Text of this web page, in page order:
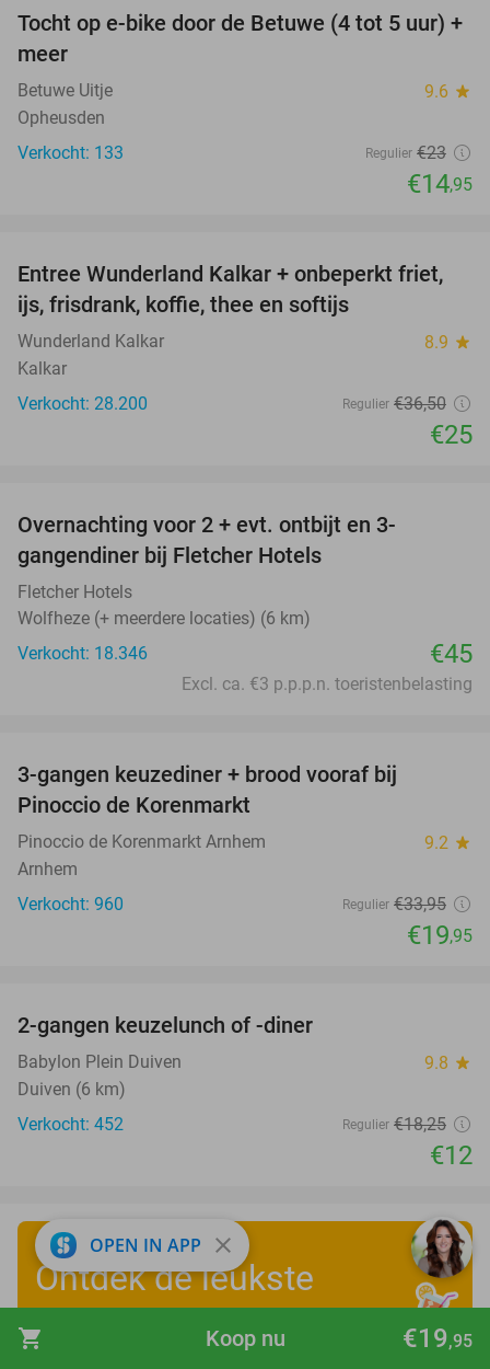
shopping_cart €19,95
Koop nu
35%
Tocht op e-bike door de Betuwe (4 tot 5 uur) +
meer
Betuwe Uitje 9.6 star
Opheusden
Verkocht: 133
Regulier €23
€14,95
32%
Entree Wunderland Kalkar + onbeperkt friet,
ijs, frisdrank, koffie, thee en softijs
Wunderland Kalkar 8.9 star
Kalkar
Verkocht: 28.200
Regulier €36,50
€25
Overnachting voor 2 + evt. ontbijt en 3-
gangendiner bij Fletcher Hotels
Fletcher Hotels
Wolfheze (+ meerdere locaties) (6 km)
Verkocht: 18.346
€45
Excl. ca. €3 p.p.p.n. toeristenbelasting
3-gangen keuzediner + brood vooraf bij
Pinoccio de Korenmarkt
Pinoccio de Korenmarkt Arnhem 9.2 star
Arnhem
Verkocht: 960
Regulier €33,95
€19,95
2-gangen keuzelunch of -diner
Babylon Plein Duiven 9.8 star
Duiven (6 km)
Verkocht: 452
Regulier €18,25
€12
Ontdek de leukste
zomervakantiedeals!
OPEN IN APP close